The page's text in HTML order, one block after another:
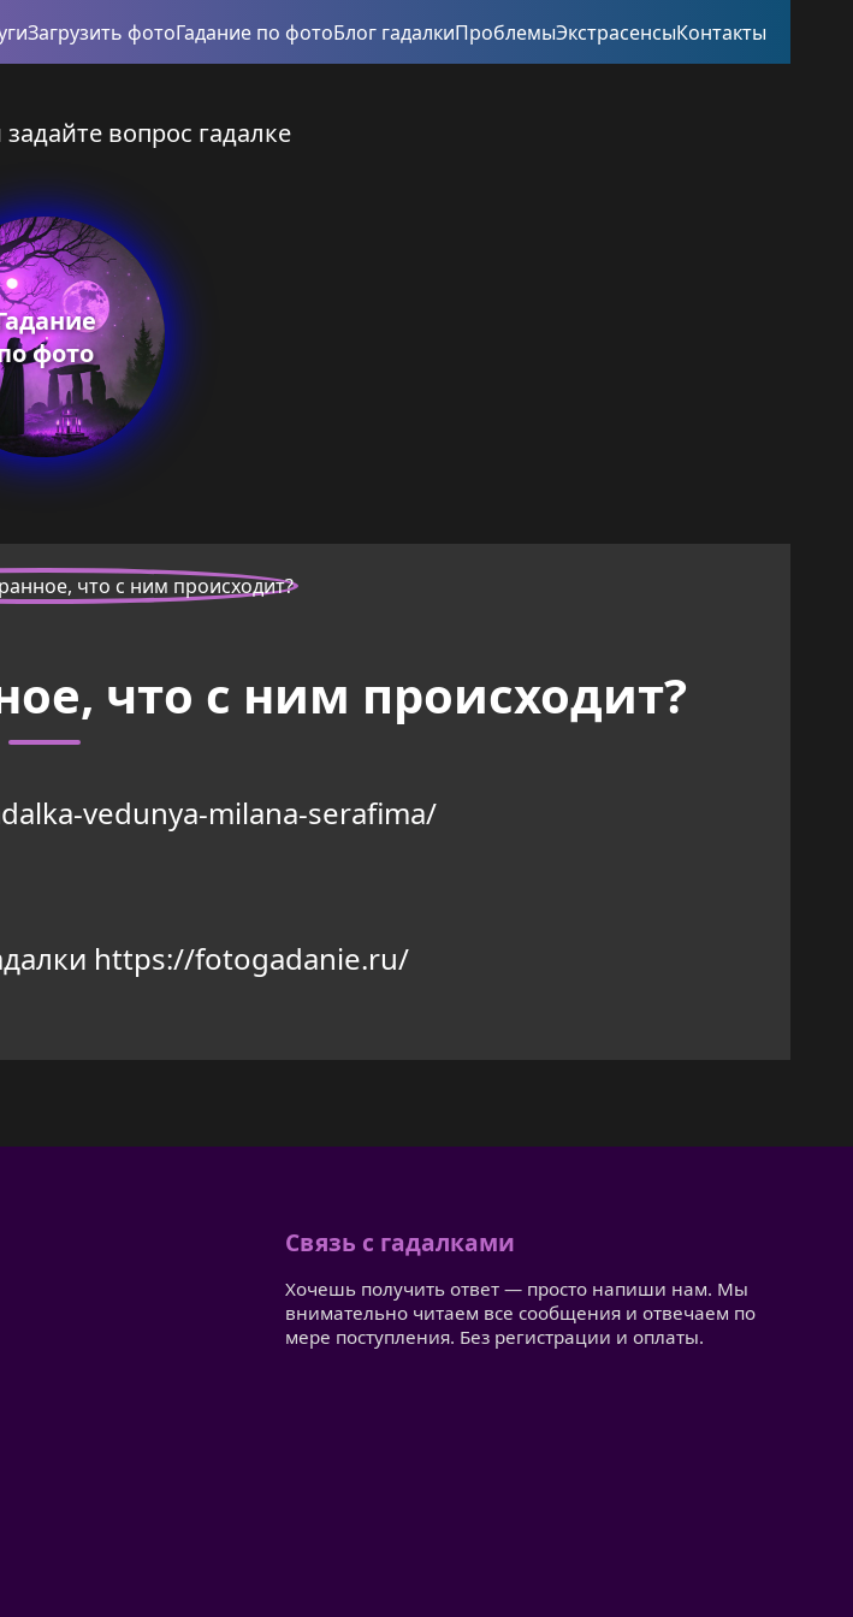
Загрузить фотоГадание по фотоБлог гадалкиПроблемыЭкстрасенсыКонтакты
вопрос гадалке
фото
что с ним происходит?
vedunya-milana-serafima/
https://fotogadanie.ru/
Связь с гадалками
Хочешь получить ответ — просто напиши нам. Мы
внимательно читаем все сообщения и отвечаем по
мере поступления. Без регистрации и оплаты.